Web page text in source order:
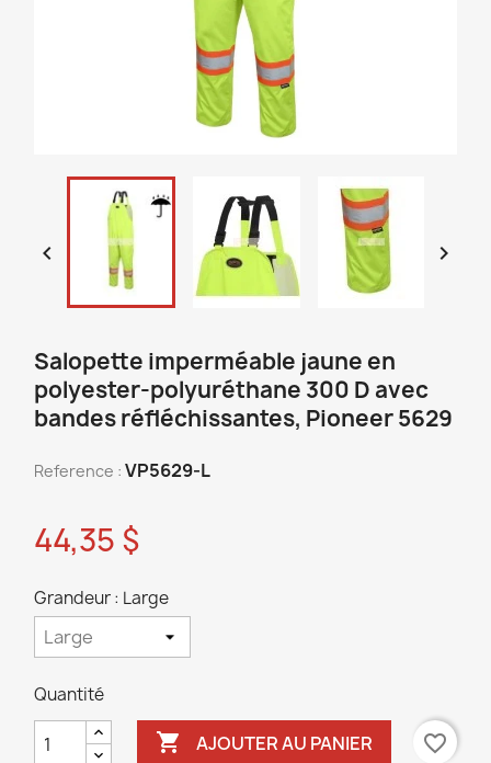
 
Salopette imperméable jaune en
polyester-polyuréthane 300 D avec
bandes réfléchissantes, Pioneer 5629
Reference : VP5629-L
44,35 $
Grandeur : Large
Quantité
 AJOUTER AU PANIER favorite_border